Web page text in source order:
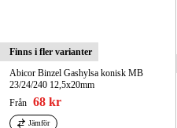
Finns i fler varianter
Abicor Binzel Gashylsa konisk MB
23/24/240 12,5x20mm
Från 68 kr
Jämför